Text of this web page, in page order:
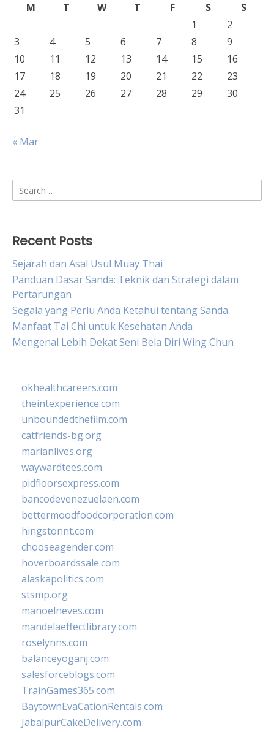
M
T W T F S
S
1
2
3
4 5 6 7 8
9
10
11 12 13 14 15
16
17
18 19 20 21 22
23
24
25 26 27 28 29
30
31
« Mar
Search
for:
Recent Posts
Sejarah dan Asal Usul Muay Thai
Panduan Dasar Sanda: Teknik dan Strategi dalam
Pertarungan
Segala yang Perlu Anda Ketahui tentang Sanda
Manfaat Tai Chi untuk Kesehatan Anda
Mengenal Lebih Dekat Seni Bela Diri Wing Chun
okhealthcareers.com
theintexperience.com
unboundedthefilm.com
catfriends-bg.org
marianlives.org
waywardtees.com
pidfloorsexpress.com
bancodevenezuelaen.com
bettermoodfoodcorporation.com
hingstonnt.com
chooseagender.com
hoverboardssale.com
alaskapolitics.com
stsmp.org
manoelneves.com
mandelaeffectlibrary.com
roselynns.com
balanceyoganj.com
salesforceblogs.com
TrainGames365.com
BaytownEvaCationRentals.com
JabalpurCakeDelivery.com